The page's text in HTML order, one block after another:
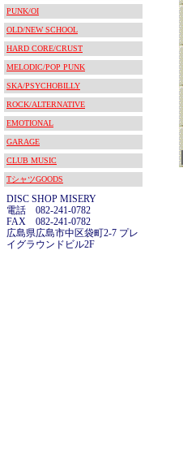
PUNK/OI
OLD/NEW SCHOOL
HARD CORE/CRUST
MELODIC/POP PUNK
SKA/PSYCHOBILLY
ROCK/ALTERNATIVE
EMOTIONAL
GARAGE
CLUB MUSIC
TシャツGOODS
DISC SHOP MISERY
電話 082-241-0782
FAX 082-241-0782
広島県広島市中区袋町2-7 プレ
イグラウンドビル2F